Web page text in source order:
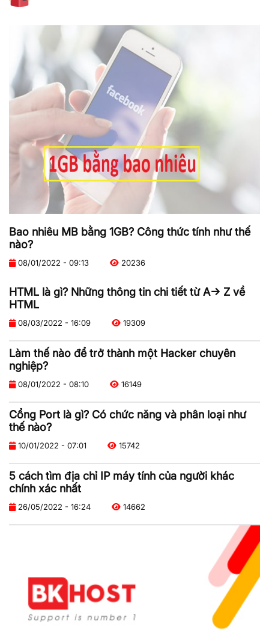
Bao nhiêu MB bằng 1GB? Công thức tính như thế
nào?
08/01/2022 - 09:13 20236
HTML là gì? Những thông tin chi tiết từ A-> Z về
HTML
08/03/2022 - 16:09 19309
Làm thế nào để trở thành một Hacker chuyên
nghiệp?
08/01/2022 - 08:10 16149
Cổng Port là gì? Có chức năng và phân loại như
thế nào?
10/01/2022 - 07:01 15742
5 cách tìm địa chỉ IP máy tính của người khác
chính xác nhất
26/05/2022 - 16:24 14662